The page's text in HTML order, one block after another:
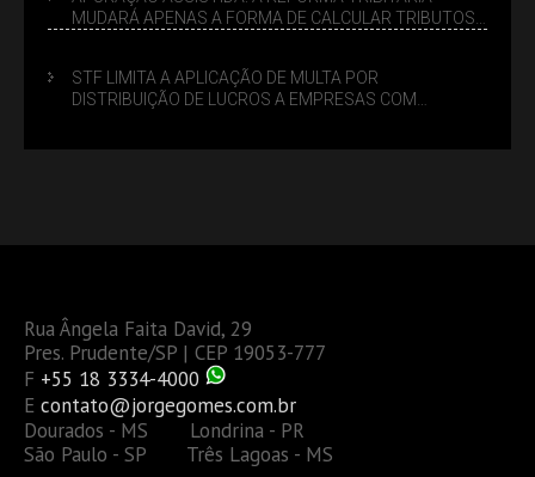
MUDARÁ APENAS A FORMA DE CALCULAR TRIBUTOS
STF LIMITA A APLICAÇÃO DE MULTA POR
DISTRIBUIÇÃO DE LUCROS A EMPRESAS COM
Rua Ângela Faita David, 29
Pres. Prudente/SP | CEP 19053-777
F +55 18 3334-4000
E contato@jorgegomes.com.br
Dourados - MS Londrina - PR
São Paulo - SP Três Lagoas - MS